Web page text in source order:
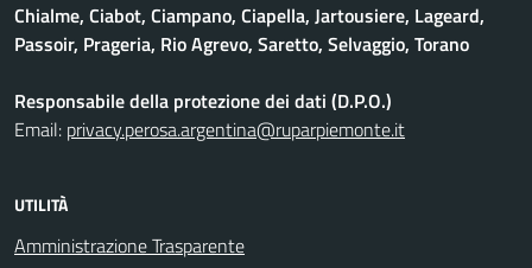
Chialme, Ciabot, Ciampano, Ciapella, Jartousiere, Lageard,
Passoir, Prageria, Rio Agrevo, Saretto, Selvaggio, Torano
Responsabile della protezione dei dati (D.P.O.)
Email: privacy.perosa.argentina@ruparpiemonte.it
UTILITÀ
Amministrazione Trasparente